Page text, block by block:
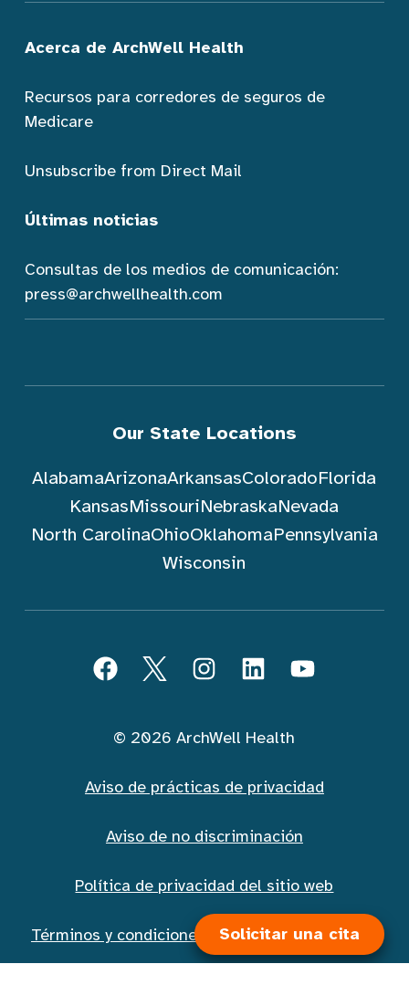
Solicitar una cita
Acerca de ArchWell Health
Recursos para corredores de seguros de
Medicare
Unsubscribe from Direct Mail
Últimas noticias
Consultas de los medios de comunicación:
press@archwellhealth.com
Our State Locations
AlabamaArizonaArkansasColoradoFlorida
KansasMissouriNebraskaNevada
North CarolinaOhioOklahomaPennsylvania
Wisconsin
FacebookTwitterInstagramLinkedInYouTube
© 2026 ArchWell Health
Aviso de prácticas de privacidad
Aviso de no discriminación
Política de privacidad del sitio web
Términos y condiciones de la mensajería móvil